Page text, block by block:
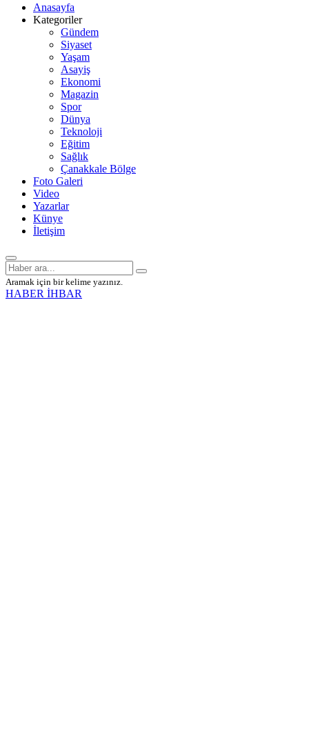
Anasayfa
Kategoriler
Gündem
Siyaset
Yaşam
Asayiş
Ekonomi
Magazin
Spor
Dünya
Teknoloji
Eğitim
Sağlık
Çanakkale Bölge
Foto Galeri
Video
Yazarlar
Künye
İletişim
Aramak için bir kelime yazınız.
HABER İHBAR